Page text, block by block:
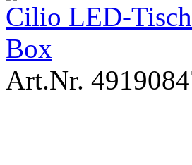
Cilio LED-
Box
Art.Nr.